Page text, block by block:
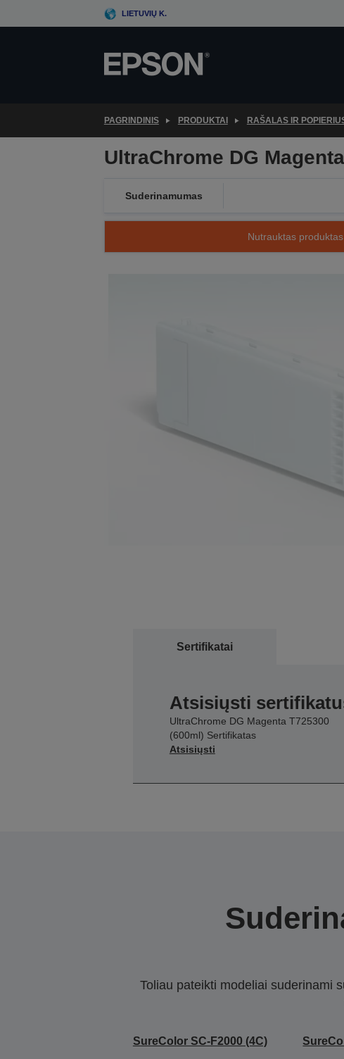
to
LIETUVIŲ K.
PAGRINDINIS PRODUKTAI RAŠALAS IR
UltraChrome DG
Suderinamumas
Nutrauktas
Sertifikatai
Atsisiųsti
UltraChrome DG Magenta T725300
(600ml) Sertifikatas
Atsisiųsti
Toliau pateikti modeliai suderinami
SureColor SC-F2000 (4C)